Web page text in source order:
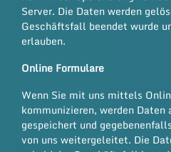
Server. Die Daten werden
Geschäftsfall beendet wurde
erlauben.
Online Formulare
Wenn Sie mit uns mittels
kommunizieren, werden Daten
gespeichert und
von uns weitergeleitet. Die